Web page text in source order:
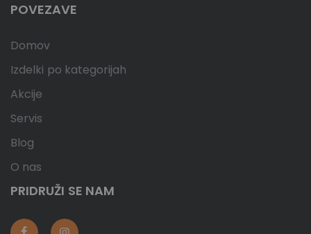
POVEZAVE
Domov
Izdelki po kategorijah
Akcije
Servis
Blog
O nas
PRIDRUŽI SE NAM